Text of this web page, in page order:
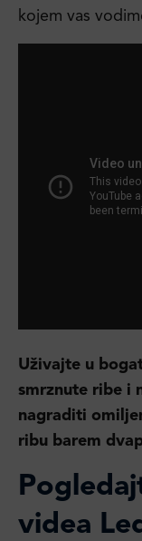
kojem vas
Uživajte u
smrznute ribe i
nagraditi
ribu barem
videa